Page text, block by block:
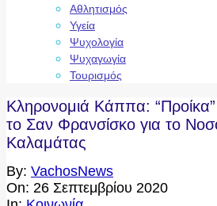
Αθλητισμός
Υγεία
Ψυχολογία
Ψυχαγωγία
Τουρισμός
Κληρονομιά Κάππα:
το Σαν Φρανσίσκο για το
Καλαμάτας
By: VachosNews
On: 26 Σεπτεμβρίου 2020